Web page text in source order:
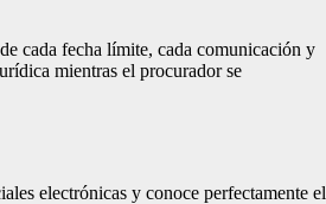
cada fecha límite, cada comunicación y
mientras el procurador se
electrónicas y conoce perfectamente el